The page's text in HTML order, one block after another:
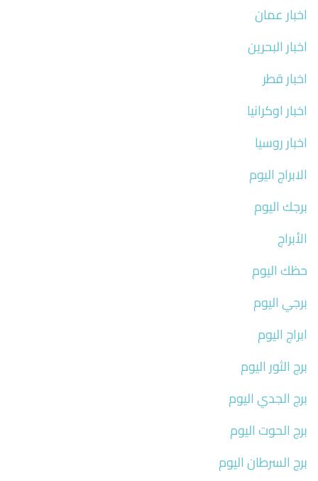
اخبار عمان
اخبار البحرين
اخبار قطر
اخبار اوكرانيا
اخبار روسيا
الابراج اليوم
برجك اليوم
الأبراج
حظك اليوم
برجي اليوم
ابراج اليوم
برج الثور اليوم
برج الجدي اليوم
برج الحوت اليوم
برج السرطان اليوم